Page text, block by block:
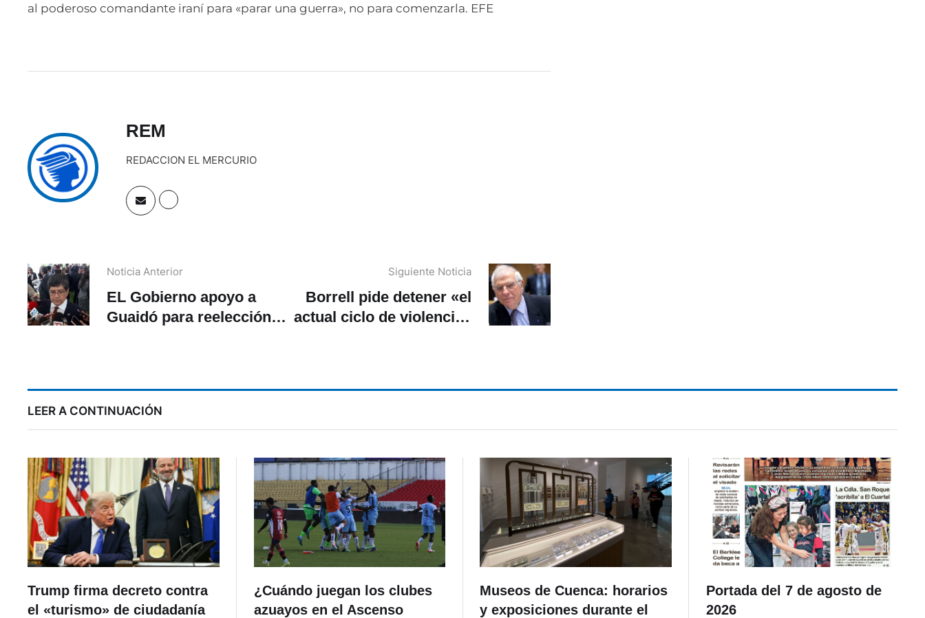
al poderoso comandante iraní para «parar una guerra», no para comenzarla. EFE
REM
REDACCION EL MERCURIO
Noticia Anterior
EL Gobierno apoyo a
Guaidó para reelección
Siguiente Noticia
Borrell pide detener «el
actual ciclo de violencia»
LEER A CONTINUACIÓN
Trump firma decreto contra
el «turismo» de ciudadanía
¿Cuándo juegan los clubes
azuayos en el Ascenso
Museos de Cuenca: horarios
y exposiciones durante el
Portada del 7 de agosto de
2026